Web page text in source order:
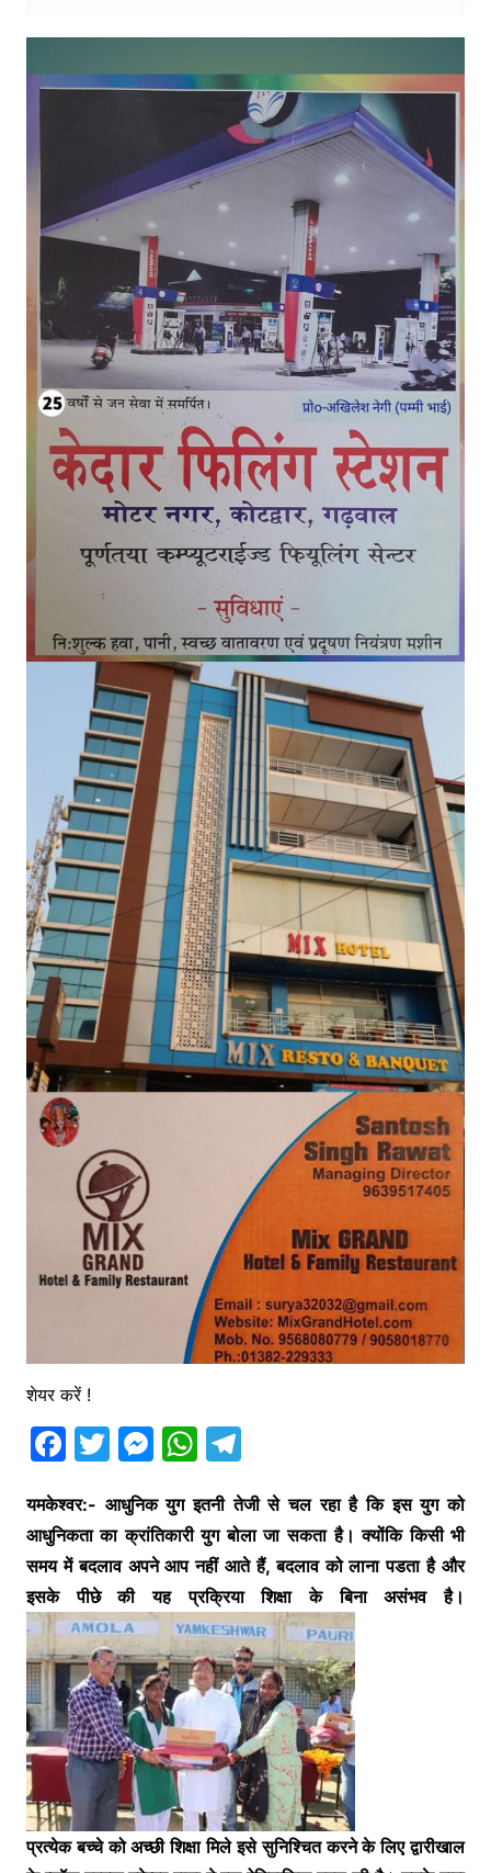
शेयर करें !
F
c
e
b
o
o
k
T
itt
er
M
s
s
e
n
g
er
W
at
s
A
p
p
T
e
gr
a
m
यमकेश्वर:- आधुनिक युग इतनी तेजी से चल रहा है कि इस युग को
आधुनिकता का क्रांतिकारी युग बोला जा सकता है। क्योंकि किसी भी
समय में बदलाव अपने आप नहीं आते हैं, बदलाव को लाना पडता है और
इसके पीछे की यह प्रक्रिया शिक्षा के बिना असंभव है।
प्रत्येक बच्चे को अच्छी शिक्षा मिले इसे सुनिश्चित करने के लिए द्वारीखाल